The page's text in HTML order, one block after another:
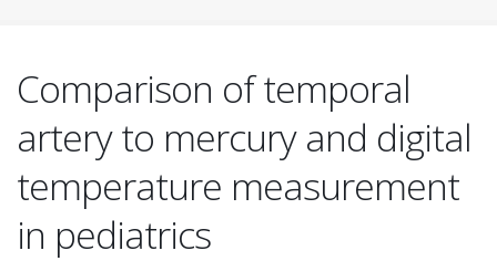
Comparison of temporal
artery to mercury and digital
temperature measurement
in pediatrics